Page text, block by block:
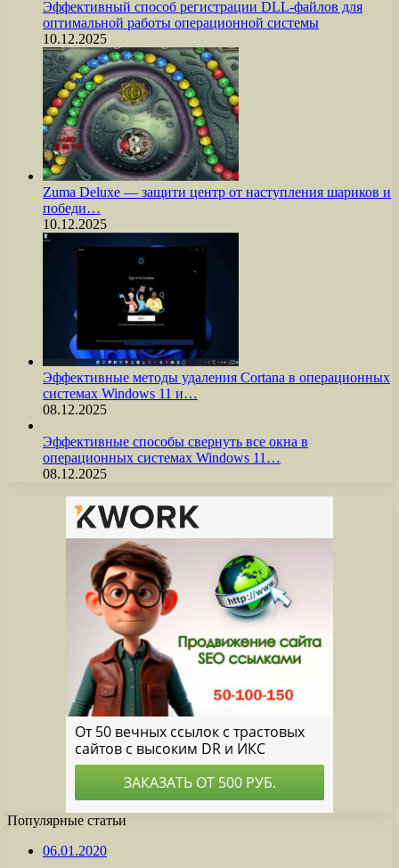
Эффективный способ регистрации DLL-файлов для
оптимальной работы операционной системы
10.12.2025
Zuma Deluxe — защити центр от наступления шариков и
победи…
10.12.2025
Эффективные методы удаления Cortana в операционных
системах Windows 11 и…
08.12.2025
Эффективные способы свернуть все окна в
операционных системах Windows 11…
08.12.2025
Популярные статьи
06.01.2020